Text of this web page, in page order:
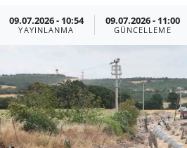
09.07.2026 - 10:54
YAYINLANMA
09.07.2026 - 11:00
GÜNCELLEME